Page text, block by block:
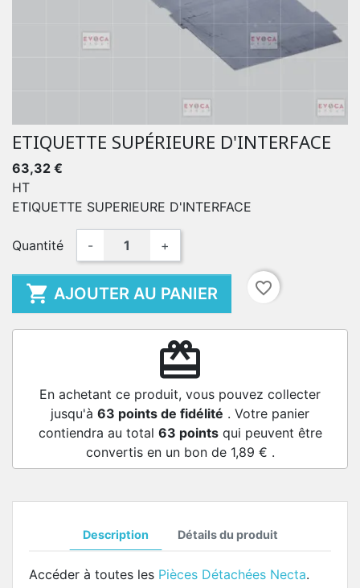
ETIQUETTE SUPÉRIEURE D'INTERFACE
63,32 €
HT
ETIQUETTE SUPERIEURE D'INTERFACE
Quantité - +
 AJOUTER AU PANIER favorite_border
redeem
En achetant ce produit, vous pouvez collecter
jusqu'à 63 points de fidélité . Votre panier
contiendra au total 63 pointsqui peuvent être
convertis en un bon de 1,89 € .
Description Détails du produit
Accéder à toutes les Pièces Détachées Necta.